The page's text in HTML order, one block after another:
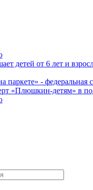
детей от 6 лет и
- федеральная
«Плюшкин-детям» в